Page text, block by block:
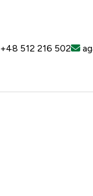
+48 512 216 502